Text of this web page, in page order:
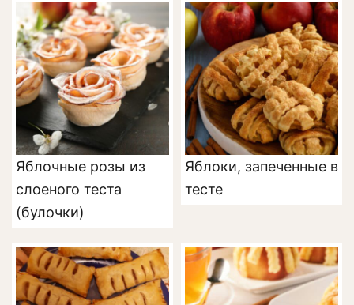
Яблочные розы из
слоеного теста
(булочки)
Яблоки, запеченные в
тесте